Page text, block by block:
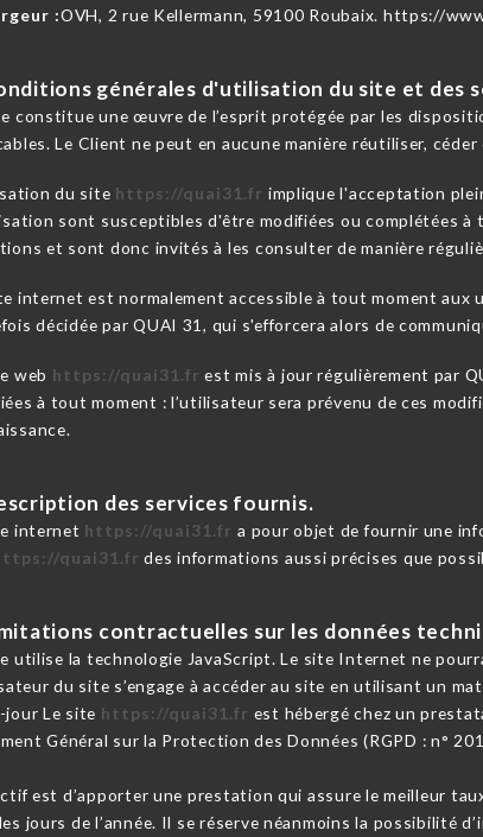
:OVH, 2 rue Kellermann, 59100 Roubaix. https://
générales d'utilisation du site et des
constitue une œuvre de l’esprit protégée par les
Le Client ne peut en aucune manière réutiliser,
du site https://quai31.fr implique l'acceptation
sont susceptibles d'être modifiées ou complétées
et sont donc invités à les consulter de manière
internet est normalement accessible à tout moment
décidée par QUAI 31, qui s'efforcera alors de
web https://quai31.fr est mis à jour régulièrement par
à tout moment : l’utilisateur sera prévenu de ces
des services fournis.
internet https://quai31.fr a pour objet de fournir une
quai31.fr des informations aussi précises que
contractuelles sur les données
utilise la technologie JavaScript. Le site Internet ne
du site s’engage à accéder au site en utilisant un
jour Le site https://quai31.fr est hébergé chez un
Général sur la Protection des Données (RGPD : n°
est d’apporter une prestation qui assure le meilleur
jours de l’année. Il se réserve néanmoins la possibilité